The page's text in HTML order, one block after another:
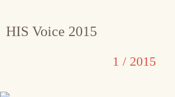
HIS Voice 2015
1 / 2015